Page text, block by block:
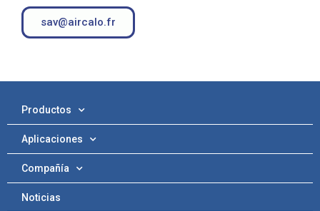
sav@aircalo.fr
Productos
Aplicaciones
Compañía
Noticias